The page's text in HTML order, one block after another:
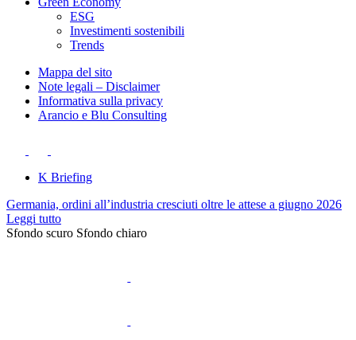
ESG
Investimenti sostenibili
Trends
Mappa del sito
Note legali – Disclaimer
Informativa sulla privacy
Arancio e Blu Consulting
K Briefing
Germania, ordini all’industria cresciuti oltre le attese a giugno 2026
Leggi tutto
Sfondo scuro Sfondo chiaro